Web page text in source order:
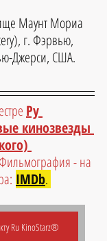
Маунт Мориа
г. Фэрвью,
Джерси, США.
Ру
кинозвезды
- на
IMDb.
Ru KinoStarz®